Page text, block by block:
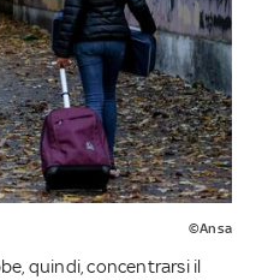
©Ansa
quindi, concentrarsi il